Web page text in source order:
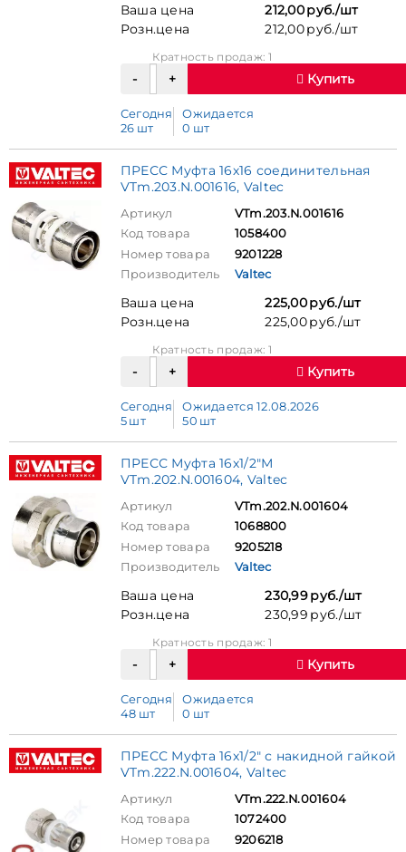
Ваша цена
212,00 руб./шт
Розн.цена
212,00 руб./шт
Кратность продаж: 1
Купить
Сегодня
26 шт
Ожидается
0 шт
ПРЕСС Муфта 16х16 соединительная
VTm.203.N.001616, Valtec
Артикул
VTm.203.N.001616
Код товара
1058400
Номер товара
9201228
Производитель
Valtec
Ваша цена
225,00 руб./шт
Розн.цена
225,00 руб./шт
Кратность продаж: 1
Купить
Сегодня
5 шт
Ожидается 12.08.2026
50 шт
ПРЕСС Муфта 16х1/2"M
VTm.202.N.001604, Valtec
Артикул
VTm.202.N.001604
Код товара
1068800
Номер товара
9205218
Производитель
Valtec
Ваша цена
230,99 руб./шт
Розн.цена
230,99 руб./шт
Кратность продаж: 1
Купить
Сегодня
48 шт
Ожидается
0 шт
ПРЕСС Муфта 16х1/2" с накидной гайкой
VTm.222.N.001604, Valtec
Артикул
VTm.222.N.001604
Код товара
1072400
Номер товара
9206218